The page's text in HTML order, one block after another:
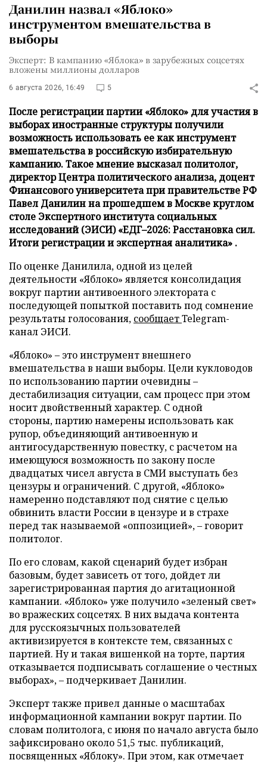
Данилин назвал «Яблоко»
инструментом вмешательства в
выборы
Эксперт: В кампанию «Яблока» в зарубежных соцсетях
вложены миллионы долларов
6 августа 2026, 16:49 5
После регистрации партии «Яблоко» для участия в
выборах иностранные структуры получили
возможность использовать ее как инструмент
вмешательства в российскую избирательную
кампанию. Такое мнение высказал политолог,
директор Центра политического анализа, доцент
Финансового университета при правительстве РФ
Павел Данилин на прошедшем в Москве круглом
столе Экспертного института социальных
исследований (ЭИСИ) «ЕДГ–2026: Расстановка сил.
Итоги регистрации и экспертная аналитика» .
По оценке Данилила, одной из целей
деятельности «Яблоко» является консолидация
вокруг партии антивоенного электората с
последующей попыткой поставить под сомнение
результаты голосования, сообщаетTelegram-
канал ЭИСИ.
«Яблоко» – это инструмент внешнего
вмешательства в наши выборы. Цели кукловодов
по использованию партии очевидны –
дестабилизация ситуации, сам процесс при этом
носит двойственный характер. С одной
стороны, партию намерены использовать как
рупор, объединяющий антивоенную и
антигосударственную повестку, с расчетом на
имеющуюся возможность по закону после
двадцатых чисел августа в СМИ выступать без
цензуры и ограничений. С другой, «Яблоко»
намеренно подставляют под снятие с целью
обвинить власти России в цензуре и в страхе
перед так называемой «оппозицией», – говорит
политолог.
По его словам, какой сценарий будет избран
базовым, будет зависеть от того, дойдет ли
зарегистрированная партия до агитационной
кампании. «Яблоко» уже получило «зеленый свет»
во вражеских соцсетях. В них выдача контента
для русскоязычных пользователей
активизируется в контексте тем, связанных с
партией. Ну и такая вишенкой на торте, партия
отказывается подписывать соглашение о честных
выборах», – подчеркивает Данилин.
Эксперт также привел данные о масштабах
информационной кампании вокруг партии. По
словам политолога, с июня по начало августа было
зафиксировано около 51,5 тыс. публикаций,
посвященных «Яблоку». При этом, как отмечает